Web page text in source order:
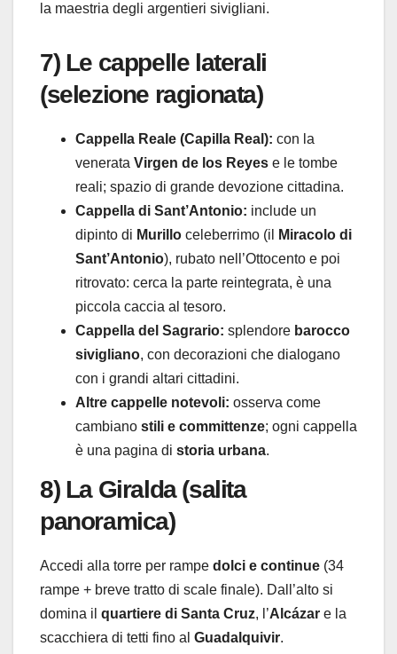
la maestria degli argentieri sivigliani.
7) Le cappelle laterali
(selezione ragionata)
Cappella Reale (Capilla Real): con la
venerata Virgen de los Reyes e le tombe
reali; spazio di grande devozione cittadina.
Cappella di Sant’Antonio: include un
dipinto di Murillo celeberrimo (il
Miracolo di
Sant’Antonio), rubato nell’Ottocento e poi
ritrovato: cerca la parte reintegrata, è una
piccola caccia al tesoro.
Cappella del Sagrario: splendore barocco
sivigliano, con decorazioni che dialogano
con i grandi altari cittadini.
Altre cappelle notevoli: osserva come
cambiano stili e committenze; ogni cappella
è una pagina di storia urbana.
8) La Giralda(salita
panoramica)
Accedi alla torre per rampe dolci e continue (34
rampe + breve tratto di scale finale). Dall’alto si
domina il quartiere di Santa Cruz, l’Alcázar e la
scacchiera di tetti fino al Guadalquivir.